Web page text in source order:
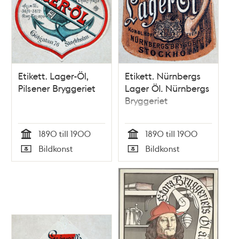
Etikett. Lager-Öl,
Pilsener Bryggeriet
Tid
1890 till 1900
Typ
Bildkonst
Etikett. Nürnbergs
Lager Öl. Nürnbergs
Bryggeriet
Tid
1890 till 1900
Typ
Bildkonst